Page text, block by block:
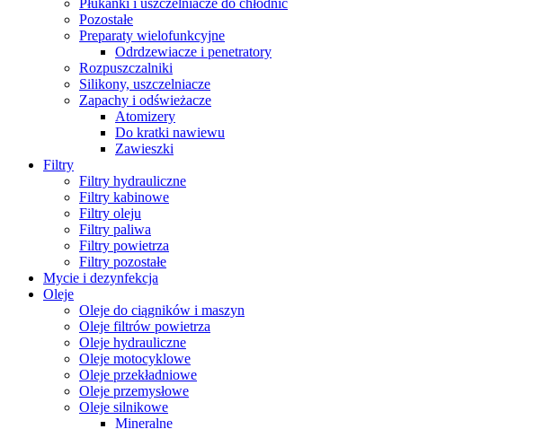
Płukanki i uszczelniacze do chłodnic
Pozostałe
Preparaty wielofunkcyjne
Odrdzewiacze i penetratory
Rozpuszczalniki
Silikony, uszczelniacze
Zapachy i odświeżacze
Atomizery
Do kratki nawiewu
Zawieszki
Filtry
Filtry hydrauliczne
Filtry kabinowe
Filtry oleju
Filtry paliwa
Filtry powietrza
Filtry pozostałe
Mycie i dezynfekcja
Oleje
Oleje do ciągników i maszyn
Oleje filtrów powietrza
Oleje hydrauliczne
Oleje motocyklowe
Oleje przekładniowe
Oleje przemysłowe
Oleje silnikowe
Mineralne